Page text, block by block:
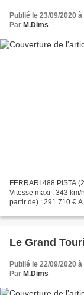
Publié le 23/09/2020
Par M.Dims
FERRARI 488 PISTA
Vitesse maxi : 343
partir de) : 291 710 €
Le Grand
Publié le 22/09/2020
Par M.Dims